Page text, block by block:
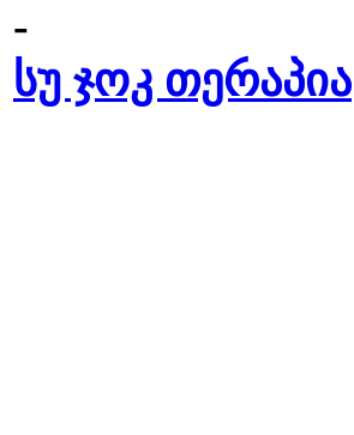
-
სუ ჯოკ თერაპია